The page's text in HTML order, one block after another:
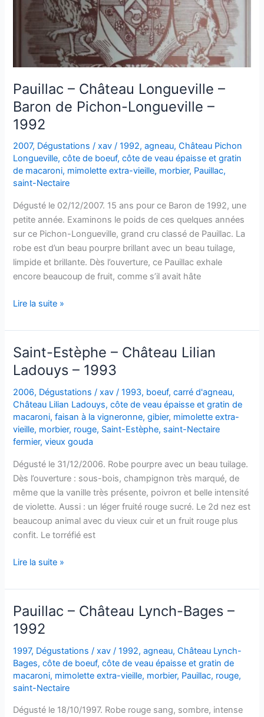
Pauillac – Château Longueville –
Baron de Pichon-Longueville –
1992
2007, Dégustations /xav/1992,agneau,Château Pichon
Longueville,côte de boeuf,côte de veau épaisse et gratin
de macaroni, mimolette extra-vieille, morbier, Pauillac,
saint-Nectaire
Dégusté le 02/12/2007. 15 ans pour ce Baron de 1992, une
petite année. Examinons le poids de ces quelques années
sur ce Pichon-Longueville, grand cru classé de Pauillac. La
robe est d’un beau pourpre brillant avec un beau tuilage,
limpide et brillante. Dès l’ouverture, ce Pauillac exhale
encore beaucoup de fruit, comme s’il avait hâte
Pauillac
Château
Longueville
–
Baron
de
Pichon-
Longueville
–
1992
Lire la suite »
Saint-Estèphe – Château Lilian
Ladouys – 1993
2006, Dégustations /xav/1993, boeuf,carré d'agneau,
Château Lilian Ladouys,côte de veau épaisse et gratin de
macaroni,faisan à la vigneronne,gibier, mimolette extra-
vieille, morbier, rouge, Saint-Estèphe, saint-Nectaire
fermier,vieux gouda
Dégusté le 31/12/2006. Robe pourpre avec un beau tuilage.
Dès l’ouverture : sous-bois, champignon très marqué, de
même que la vanille très présente, poivron et belle intensité
de violette. Aussi : un léger fruité rouge sucré. Le 2d nez est
beaucoup animal avec du vieux cuir et un fruit rouge plus
confit. Le torréfié est
Saint-
–
Château
Lilian
Ladouys
–
1993
Lire la suite »
Pauillac – Château Lynch-Bages –
1992
1997, Dégustations /xav/1992,agneau,Château Lynch-
Bages,côte de boeuf,côte de veau épaisse et gratin de
macaroni, mimolette extra-vieille, morbier, Pauillac, rouge,
saint-Nectaire
Dégusté le 18/10/1997. Robe rouge sang, sombre, intense